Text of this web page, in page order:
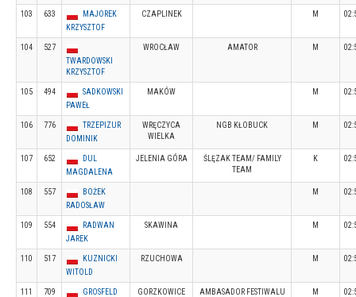
103 633
MAJOREK
KRZYSZTOF
CZAPLINEK M
104
527
TWARDOWSKI
KRZYSZTOF
WROCŁAW AMATOR M
105 494
SADKOWSKI
PAWEŁ
MAKÓW M
106 776
TRZEPIZUR
DOMINIK
WRĘCZYCA
WIELKA
NGB KŁOBUCK M
107 652
DUL
MAGDALENA
JELENIA GÓRA
ŚLĘZAK TEAM/ FAMILY
TEAM
K
108 557
BOŻEK
RADOSŁAW
M
109 554
RADWAN
JAREK
SKAWINA M
110 517
KUZNICKI
WITOLD
RZUCHOWA M
111 709
GROSFELD
GORZKOWICE
AMBASADOR FESTIWALU
M